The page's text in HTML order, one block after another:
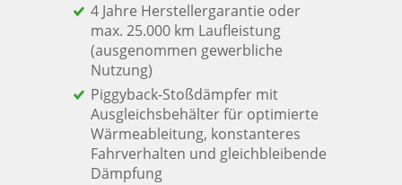
4 Jahre Herstellergarantie oder
max. 25.000 km Laufleistung
(ausgenommen gewerbliche
Nutzung)
Piggyback-Stoßdämpfer mit
Ausgleichsbehälter für optimierte
Wärmeableitung, konstanteres
Fahrverhalten und gleichbleibende
Dämpfung